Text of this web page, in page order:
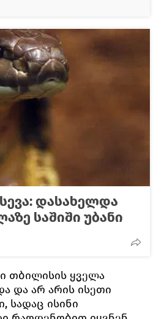
დასახელდა
საშიში უბანი
თბილისის ყველა
და არ არის ისეთი
სადაც ისინი